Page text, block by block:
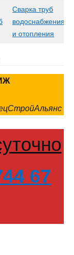
Сварка труб
водоснабжения
и отопления
67